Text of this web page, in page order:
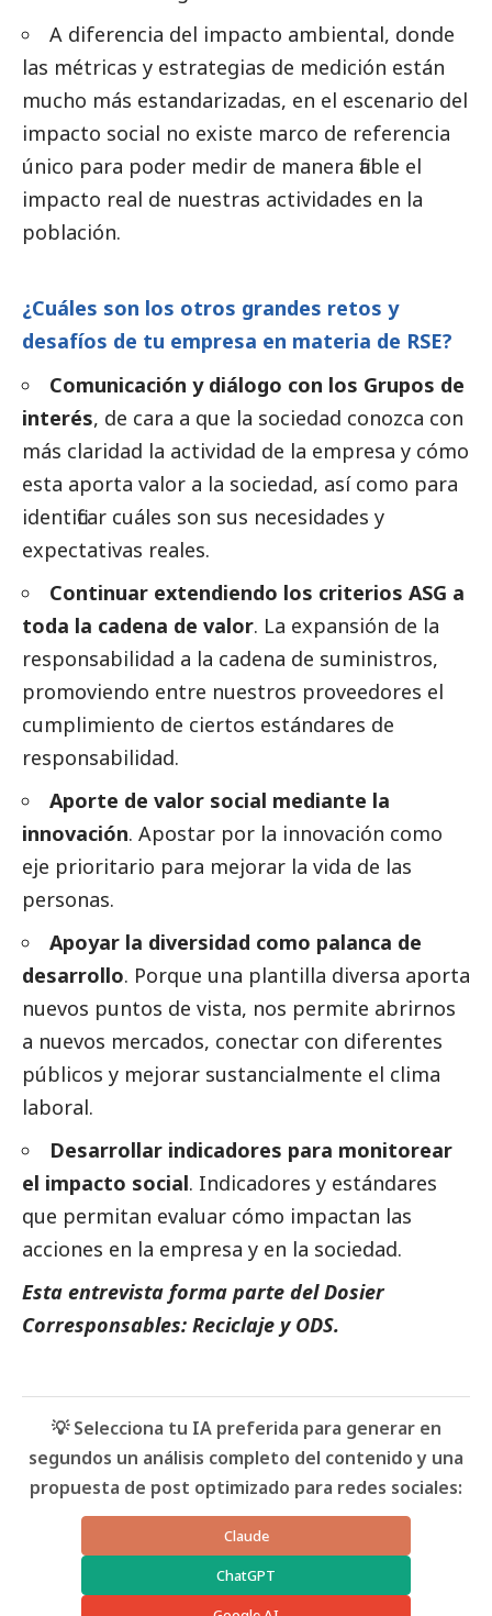
A diferencia del impacto ambiental, donde
las métricas y estrategias de medición están
mucho más estandarizadas, en el escenario del
impacto social no existe marco de referencia
único para poder medir de manera fiable el
impacto real de nuestras actividades en la
población.
¿Cuáles son los otros grandes retos y
desafíos de tu empresa en materia de RSE?
Comunicación y diálogo con los Grupos de
interés, de cara a que la sociedad conozca con
más claridad la actividad de la empresa y cómo
esta aporta valor a la sociedad, así como para
identificar cuáles son sus necesidades y
expectativas reales.
Continuar extendiendo los criterios ASG a
toda la cadena de valor. La expansión de la
responsabilidad a la cadena de suministros,
promoviendo entre nuestros proveedores el
cumplimiento de ciertos estándares de
responsabilidad.
Aporte de valor social mediante la
innovación. Apostar por la innovación como
eje prioritario para mejorar la vida de las
personas.
Apoyar la diversidad como palanca de
desarrollo. Porque una plantilla diversa aporta
nuevos puntos de vista, nos permite abrirnos
a nuevos mercados, conectar con diferentes
públicos y mejorar sustancialmente el clima
laboral.
Desarrollar indicadores para monitorear
el impacto social. Indicadores y estándares
que permitan evaluar cómo impactan las
acciones en la empresa y en la sociedad.
Esta entrevista forma parte delDosier
Corresponsables: Reciclaje y ODS.
💡 Selecciona tu IA preferida para generar en
segundos un análisis completo del contenido y una
propuesta de post optimizado para redes sociales:
Claude
ChatGPT